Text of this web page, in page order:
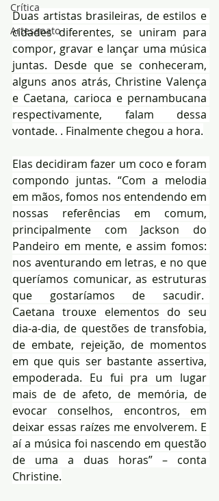
Crítica
Artesanato
Duas artistas brasileiras, de estilos e
cidades diferentes, se uniram para
compor, gravar e lançar uma música
juntas. Desde que se conheceram,
alguns anos atrás, Christine Valença
e Caetana, carioca e pernambucana
respectivamente, falam dessa
vontade. . Finalmente chegou a hora.
Elas decidiram fazer um coco e foram
compondo juntas. “Com a melodia
em mãos, fomos nos entendendo em
nossas referências em comum,
principalmente com Jackson do
Pandeiro em mente, e assim fomos:
nos aventurando em letras, e no que
queríamos comunicar, as estruturas
que gostaríamos de sacudir.
Caetana trouxe elementos do seu
dia-a-dia, de questões de transfobia,
de embate, rejeição, de momentos
em que quis ser bastante assertiva,
empoderada. Eu fui pra um lugar
mais de de afeto, de memória, de
evocar conselhos, encontros, em
deixar essas raízes me envolverem. E
aí a música foi nascendo em questão
de uma a duas horas” – conta
Christine.